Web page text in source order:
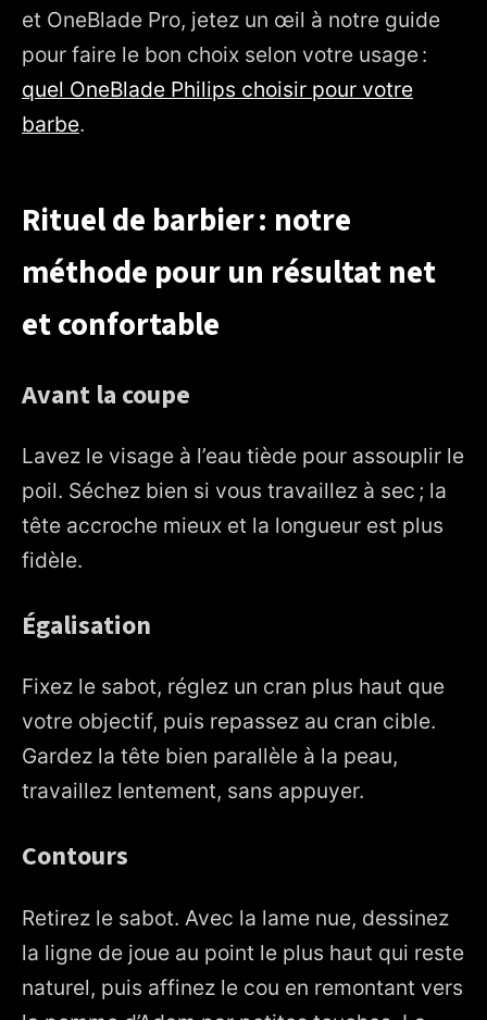
et OneBlade Pro, jetez un œil à notre guide
pour faire le bon choix selon votre usage :
quel OneBlade Philips choisir pour votre
barbe.
Rituel de barbier : notre
méthode pour un résultat net
et confortable
Avant la coupe
Lavez le visage à l’eau tiède pour assouplir le
poil. Séchez bien si vous travaillez à sec ; la
tête accroche mieux et la longueur est plus
fidèle.
Égalisation
Fixez le sabot, réglez un cran plus haut que
votre objectif, puis repassez au cran cible.
Gardez la tête bien parallèle à la peau,
travaillez lentement, sans appuyer.
Contours
Retirez le sabot. Avec la lame nue, dessinez
la ligne de joue au point le plus haut qui reste
naturel, puis affinez le cou en remontant vers